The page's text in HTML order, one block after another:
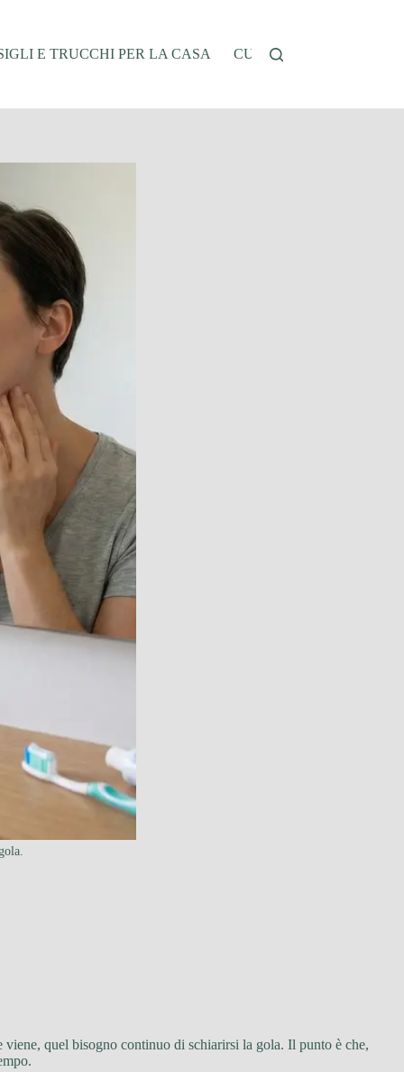
E TRUCCHI PER LA CASA CUCINA E RICETTE
viene, quel bisogno continuo di schiarirsi la gola. Il punto è che,